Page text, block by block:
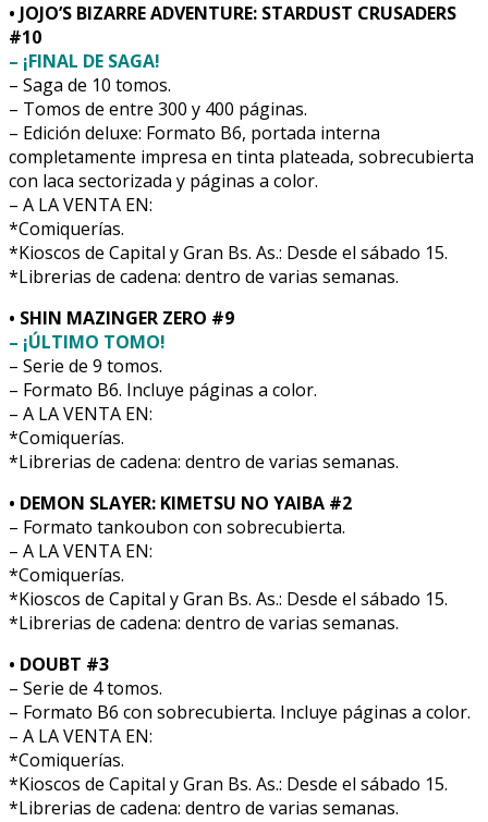
• JOJO’S BIZARRE ADVENTURE: STARDUST CRUSADERS
#10
– ¡FINAL DE SAGA!
– Saga de 10 tomos.
– Tomos de entre 300 y 400 páginas.
– Edición deluxe: Formato B6, portada interna
completamente impresa en tinta plateada, sobrecubierta
con laca sectorizada y páginas a color.
– A LA VENTA EN:
*Comiquerías.
*Kioscos de Capital y Gran Bs. As.: Desde el sábado 15.
*Librerias de cadena: dentro de varias semanas.
• SHIN MAZINGER ZERO #9
– ¡ÚLTIMO TOMO!
– Serie de 9 tomos.
– Formato B6. Incluye páginas a color.
– A LA VENTA EN:
*Comiquerías.
*Librerias de cadena: dentro de varias semanas.
• DEMON SLAYER: KIMETSU NO YAIBA #2
– Formato tankoubon con sobrecubierta.
– A LA VENTA EN:
*Comiquerías.
*Kioscos de Capital y Gran Bs. As.: Desde el sábado 15.
*Librerias de cadena: dentro de varias semanas.
• DOUBT #3
– Serie de 4 tomos.
– Formato B6 con sobrecubierta. Incluye páginas a color.
– A LA VENTA EN:
*Comiquerías.
*Kioscos de Capital y Gran Bs. As.: Desde el sábado 15.
*Librerias de cadena: dentro de varias semanas.